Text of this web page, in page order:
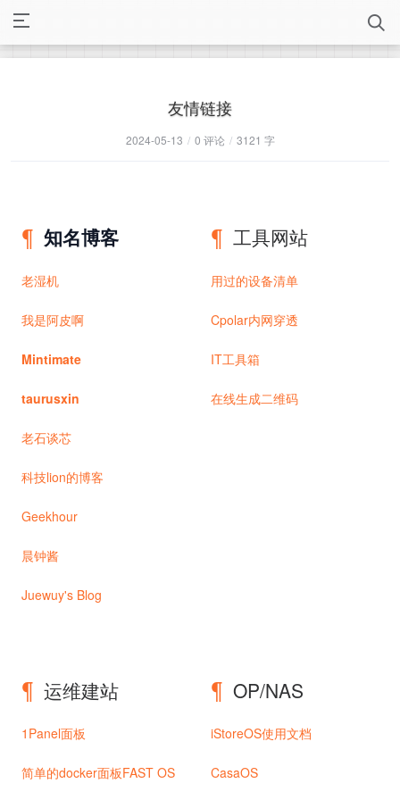
友情链接
2024-05-13 / 0 评论 / 3121 字
知名博客
老湿机
我是阿皮啊
Mintimate
taurusxin
老石谈芯
科技lion的博客
Geekhour
晨钟酱
Juewuy's Blog
工具网站
用过的设备清单
Cpolar内网穿透
IT工具箱
在线生成二维码
运维建站
1Panel面板
简单的docker面板FAST OS
OP/NAS
iStoreOS使用文档
CasaOS